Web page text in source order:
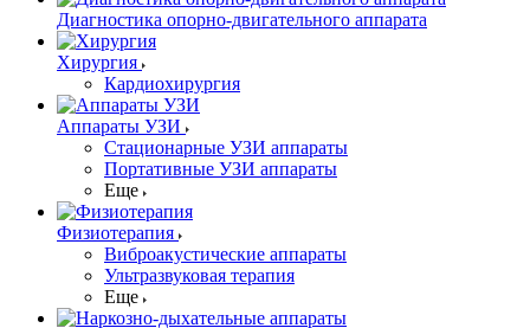
Диагностика опорно-двигательного аппарата
Хирургия
Кардиохирургия
Аппараты УЗИ
Стационарные УЗИ аппараты
Портативные УЗИ аппараты
Еще
Физиотерапия
Виброакустические аппараты
Ультразвуковая терапия
Еще